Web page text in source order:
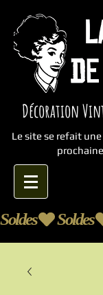
Décoration
Le site se refait
Soldes